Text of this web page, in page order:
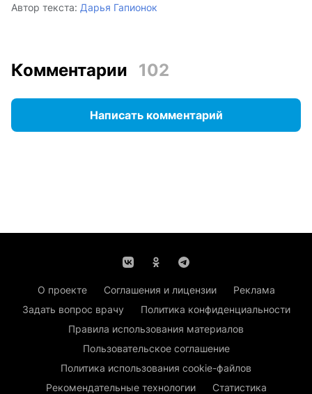
Автор текста: Дарья Гапионок
Комментарии 102
Написать комментарий
О проекте Соглашения и лицензии
Реклама
Задать вопрос врачу
Политика конфиденциальности
Правила использования материалов
Пользовательское соглашение
Политика использования cookie-файлов
Рекомендательные технологии
Статистика